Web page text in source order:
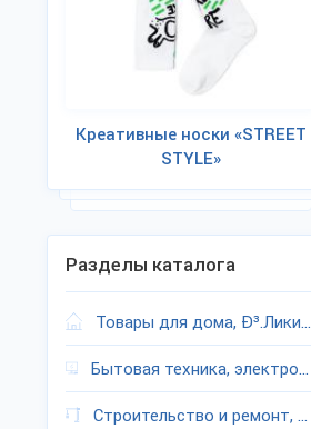
Креативные носки «STREET
STYLE»
Разделы каталога
Товары для дома, Ð³.Ликино-Дулево
Бытовая техника, электроника, Ð³.Ликино-Дулево
Строительство и ремонт, Ð³.Ликино-Дулево